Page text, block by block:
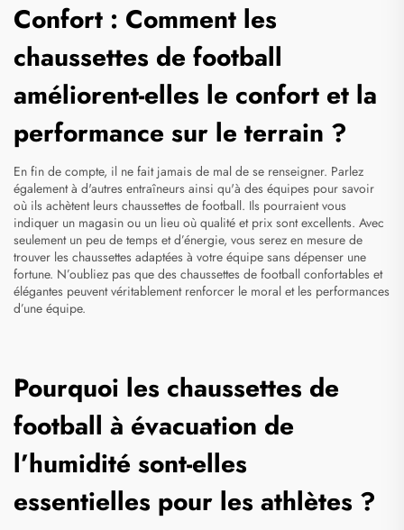
Confort : Comment les
chaussettes de football
améliorent-elles le confort et la
performance sur le terrain ?
En fin de compte, il ne fait jamais de mal de se renseigner. Parlez
également à d'autres entraîneurs ainsi qu'à des équipes pour savoir
où ils achètent leurs chaussettes de football. Ils pourraient vous
indiquer un magasin ou un lieu où qualité et prix sont excellents. Avec
seulement un peu de temps et d’énergie, vous serez en mesure de
trouver les chaussettes adaptées à votre équipe sans dépenser une
fortune. N’oubliez pas que des chaussettes de football confortables et
élégantes peuvent véritablement renforcer le moral et les performances
d’une équipe.
Pourquoi les chaussettes de
football à évacuation de
l’humidité sont-elles
essentielles pour les athlètes ?